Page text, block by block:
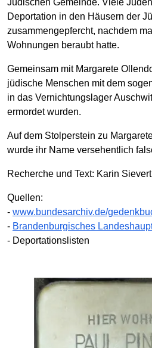
Deportation in den Häusern der
zusammengepfercht, nachdem
Wohnungen beraubt hatte.
Gemeinsam mit Margarete
jüdische Menschen mit dem
in das Vernichtungslager
ermordet wurden.
Auf dem Stolperstein zu
wurde ihr Name versehentlich
Recherche und Text: Karin Sievert
Quellen:
- www.bundesarchiv.de/
- Brandenburgisches
- Deportationslisten